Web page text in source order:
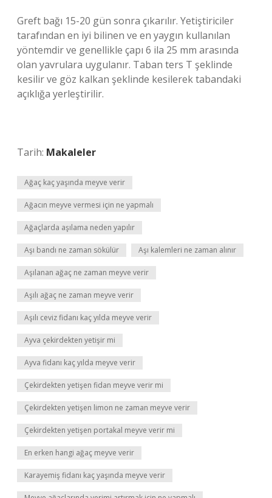
Greft bağı 15-20 gün sonra çıkarılır. Yetiştiriciler
tarafından en iyi bilinen ve en yaygın kullanılan
yöntemdir ve genellikle çapı 6 ila 25 mm arasında
olan yavrulara uygulanır. Taban ters T şeklinde
kesilir ve göz kalkan şeklinde kesilerek tabandaki
açıklığa yerleştirilir.
Tarih: Makaleler
Ağaç kaç yaşında meyve verir
Ağacın meyve vermesi için ne yapmalı
Ağaçlarda aşılama neden yapılır
Aşı bandı ne zaman sökülür Aşı kalemleri ne zaman alınır
Aşılanan ağaç ne zaman meyve verir
Aşılı ağaç ne zaman meyve verir
Aşılı ceviz fidanı kaç yılda meyve verir
Ayva çekirdekten yetişir mi
Ayva fidanı kaç yılda meyve verir
Çekirdekten yetişen fidan meyve verir mi
Çekirdekten yetişen limon ne zaman meyve verir
Çekirdekten yetişen portakal meyve verir mi
En erken hangi ağaç meyve verir
Karayemiş fidanı kaç yaşında meyve verir